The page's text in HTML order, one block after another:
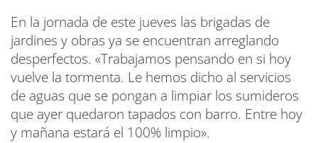
En la jornada de este jueves las brigadas de
jardines y obras ya se encuentran arreglando
desperfectos. «Trabajamos pensando en si hoy
vuelve la tormenta. Le hemos dicho al servicios
de aguas que se pongan a limpiar los sumideros
que ayer quedaron tapados con barro. Entre hoy
y mañana estará el 100% limpio».